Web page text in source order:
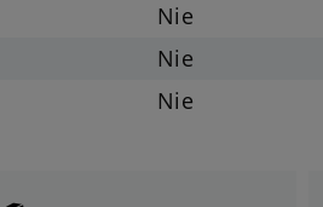
Nie
Nie
Nie